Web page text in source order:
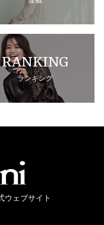
RANKING
ランキング
ウェブサイト